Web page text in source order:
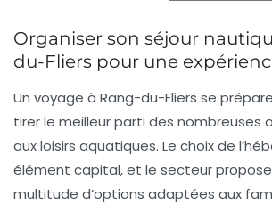
Organiser son séjour
du-Fliers pour une
Un voyage à Rang-du-Fliers se
tirer le meilleur parti des nombreuses
aux loisirs aquatiques. Le choix de
élément capital, et le secteur propose
multitude d’options adaptées aux